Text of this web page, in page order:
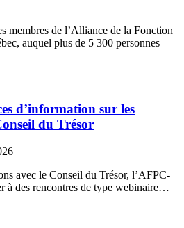
membres de l’Alliance de la Fonction
auquel plus de 5 300 personnes
d’information sur les
du Trésor
avec le Conseil du Trésor, l’AFPC-
à des rencontres de type webinaire…